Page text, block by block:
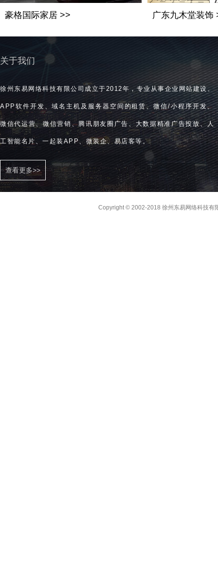
豪格国际家居 >> 广东九木堂装饰
关于我们
徐州东易网络科技有限公司成立于2012年，专业从事企业网站建设、
APP软件开发、域名主机及服务器空间的租赁、微信/小程序开发、
微信代运营、微信营销、腾讯朋友圈广告、大数据精准广告投放、人
工智能名片、一起装APP、微装企、易店客等。
查看更多>>
Copyright © 2002-2018 徐州东易网络科